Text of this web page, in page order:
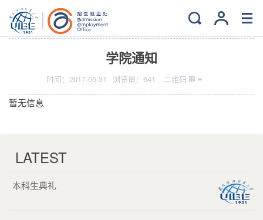
当前位置： 主页 >Bye,Alma Mater! 离校事务
学院通知
时间： 2017-05-31 浏览量： 641 二维码
暂无信息
LATEST
本科生典礼